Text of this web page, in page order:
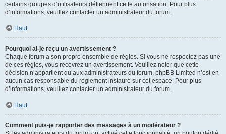
certains groupes d’utilisateurs détiennent cette autorisation. Pour plus
d’informations, veuillez contacter un administrateur du forum.
Haut
Pourquoi ai-je reçu un avertissement ?
Chaque forum a son propre ensemble de règles. Si vous ne respectez pas une
de ces règles, vous recevrez un avertissement. Veuillez noter que cette
décision n’appartient qu’aux administrateurs du forum, phpBB Limited n’est en
aucun cas responsable du règlement instauré sur cet espace. Pour plus
d’informations, veuillez contacter un administrateur du forum.
Haut
Comment puis-je rapporter des messages à un modérateur ?